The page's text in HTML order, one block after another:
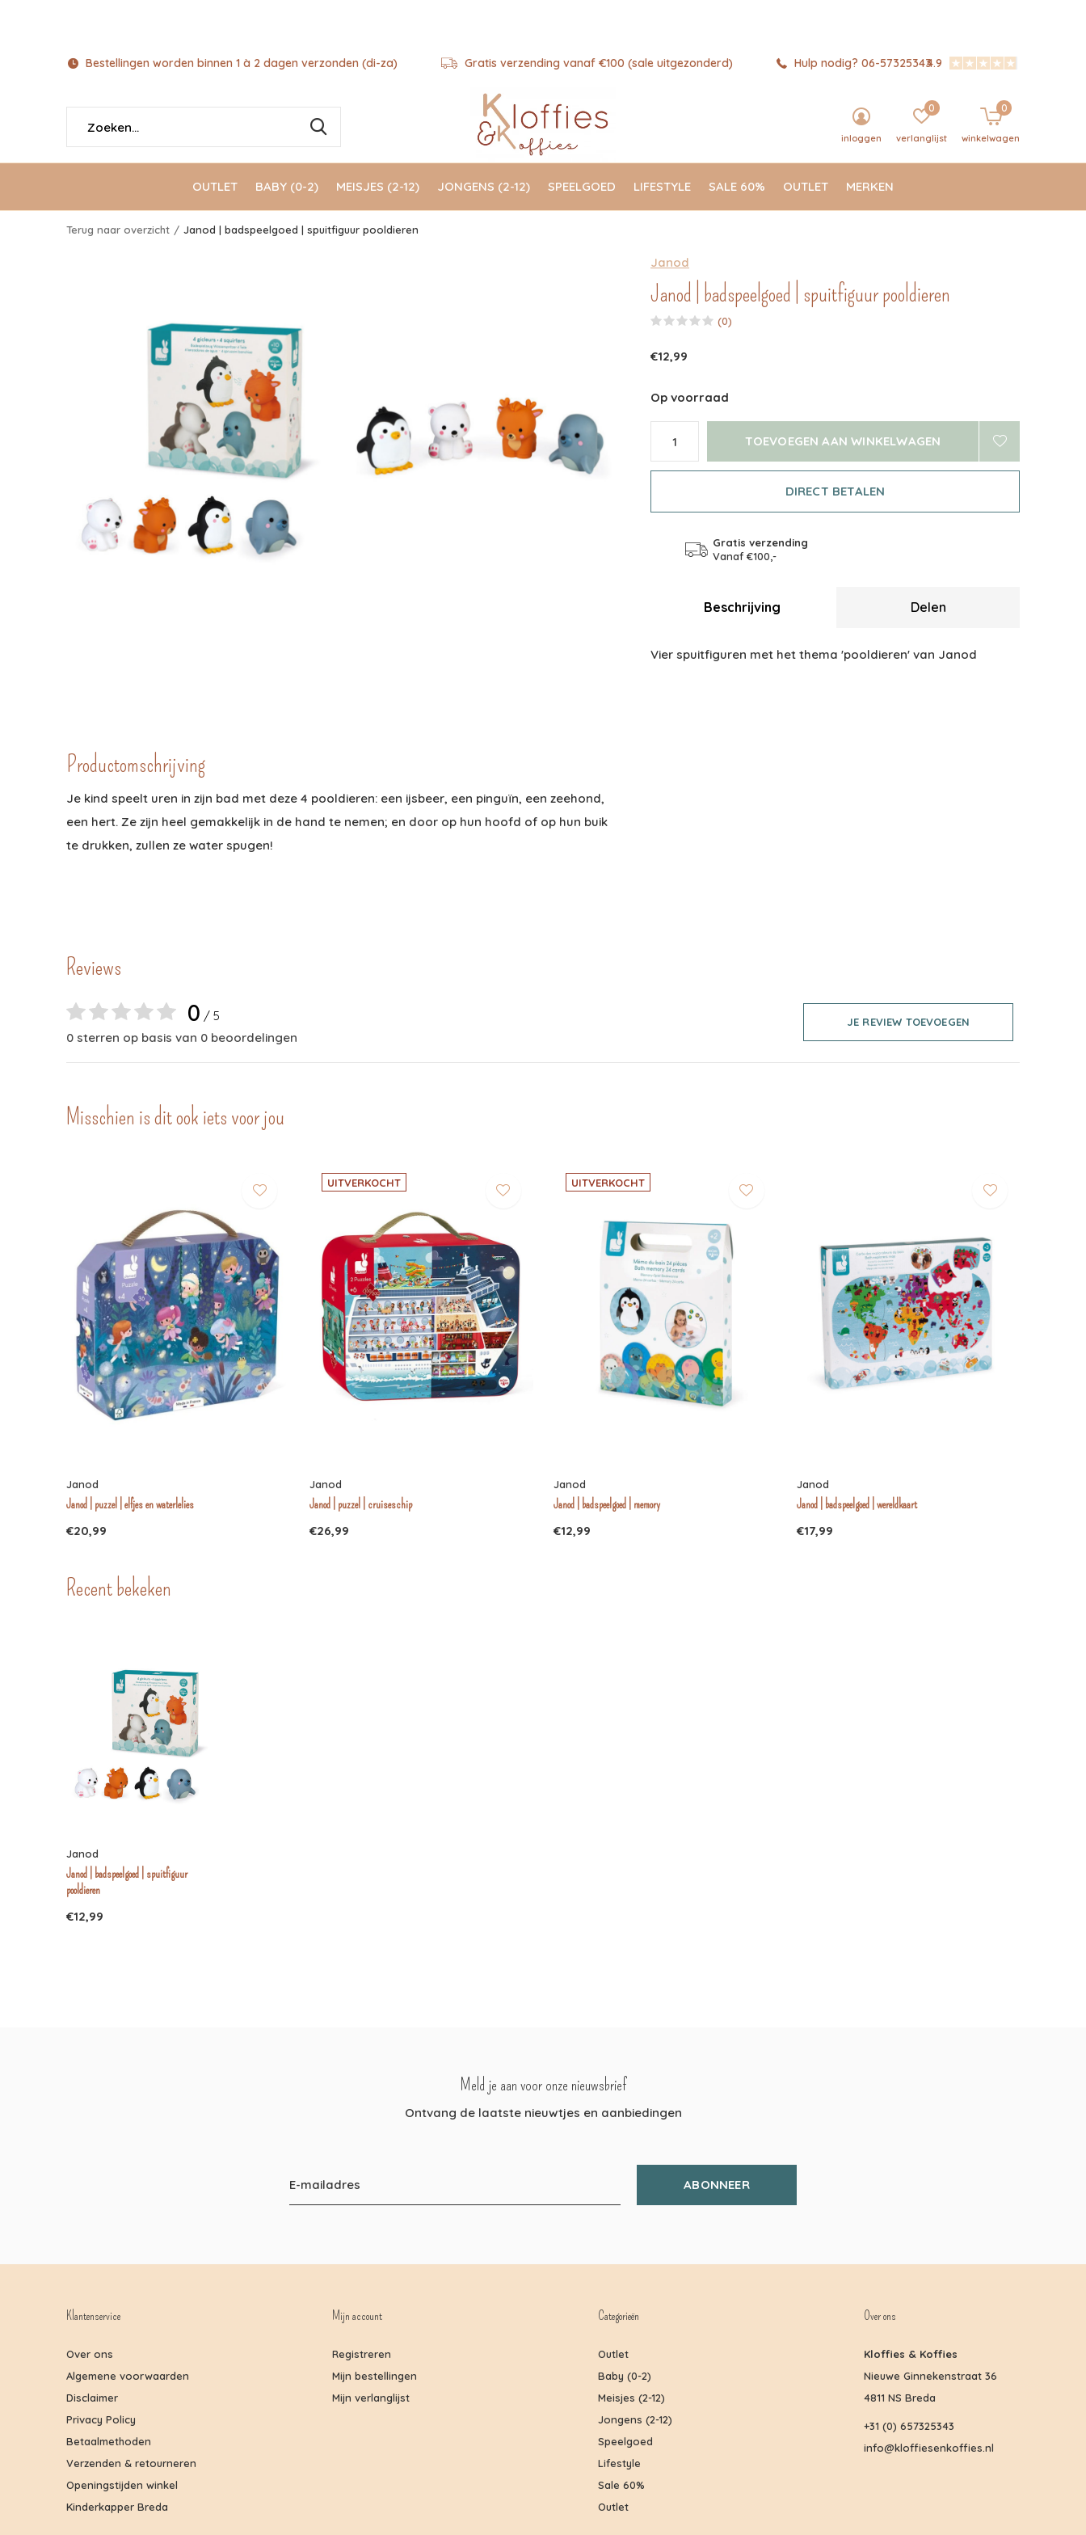
OUTLET BABY (0-2) MEISJES (2-12) JONGENS (2-12) SPEELGOED LIFESTYLE SALE 60% OUTLET MERKEN
inloggen verlanglijst
0
winkelwagen
0
Bestellingen worden binnen 1 à 2 dagen verzonden (di-za) Gratis verzending vanaf €100 (sale uitgezonderd) Hulp nodig? 06-573253434.9
Terug naar overzicht Janod | badspeelgoed | spuitfiguur pooldieren
Janod
Janod | badspeelgoed | spuitfiguur pooldieren
(0)
€12,99
Op voorraad
TOEVOEGEN AAN WINKELWAGEN
DIRECT BETALEN
Gratis verzending
Vanaf €100,-
Beschrijving Delen
Vier spuitfiguren met het thema 'pooldieren' van Janod
Productomschrijving
Je kind speelt uren in zijn bad met deze 4 pooldieren: een ijsbeer, een pinguïn, een zeehond,
een hert. Ze zijn heel gemakkelijk in de hand te nemen; en door op hun hoofd of op hun buik
te drukken, zullen ze water spugen!
Reviews
0 / 5
0 sterren op basis van 0 beoordelingen
JE REVIEW TOEVOEGEN
Misschien is dit ook iets voor jou
Janod
Janod | puzzel | elfjes en waterlelies
€20,99
UITVERKOCHT
Janod
Janod | puzzel | cruiseschip
€26,99
UITVERKOCHT
Janod
Janod | badspeelgoed | memory
€12,99
Janod
Janod | badspeelgoed | wereldkaart
€17,99
Recent bekeken
Janod
Janod | badspeelgoed | spuitfiguur
pooldieren
€12,99
Meld je aan voor onze nieuwsbrief
Ontvang de laatste nieuwtjes en aanbiedingen
ABONNEER
Klantenservice
Over ons
Algemene voorwaarden
Disclaimer
Privacy Policy
Betaalmethoden
Verzenden & retourneren
Openingstijden winkel
Kinderkapper Breda
Mijn account
Registreren
Mijn bestellingen
Mijn verlanglijst
Categorieën
Outlet
Baby (0-2)
Meisjes (2-12)
Jongens (2-12)
Speelgoed
Lifestyle
Sale 60%
Outlet
Over ons
Kloffies & Koffies
Nieuwe Ginnekenstraat 36
4811 NS Breda
+31 (0) 657325343
info@kloffiesenkoffies.nl